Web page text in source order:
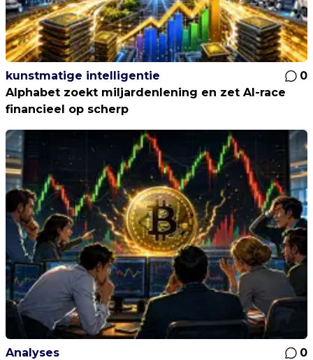
kunstmatige intelligentie
0
Alphabet zoekt miljardenlening en zet AI-race
financieel op scherp
Analyses
0